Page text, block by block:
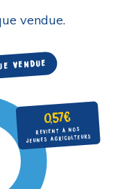
vendue.
vendue
0,57€
revient à nos
jeunes agriculteurs